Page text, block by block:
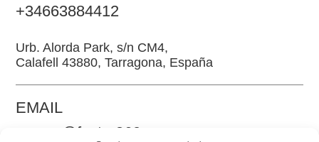
+34663884412
Urb. Alorda Park, s/n CM4,
Calafell 43880, Tarragona, España
EMAIL
somos@factor360.es